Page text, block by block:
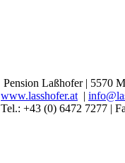
Pension Laßhofer | 5570
www.lasshofer.at |
Tel.: +43 (0) 6472 7277 |